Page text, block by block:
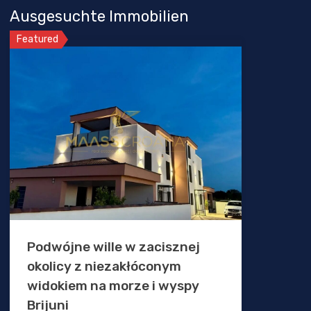
Ausgesuchte Immobilien
Featured
Podwójne wille w zacisznej
okolicy z niezakłóconym
widokiem na morze i wyspy
Brijuni